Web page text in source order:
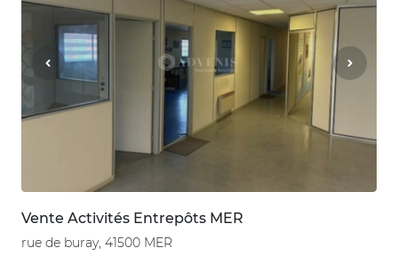
Vente Activités Entrepôts MER
rue de buray, 41500 MER